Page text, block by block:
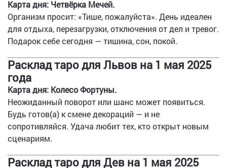
Карта дня: Четвёрка Мечей.
Организм просит: «Тише, пожалуйста». День идеален
для отдыха, перезагрузки, отключения от дел и тревог.
Подарок себе сегодня — тишина, сон, покой.
Расклад таро для Львов на 1 мая 2025
года
Карта дня: Колесо Фортуны.
Неожиданный поворот или шанс может появиться.
Будь готов(а) к смене декораций — и не
сопротивляйся. Удача любит тех, кто открыт новым
сценариям.
Расклад таро для Дев на 1 мая 2025